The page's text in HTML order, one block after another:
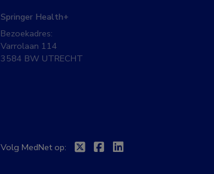
Springer Health+
Bezoekadres:
Varrolaan 114
3584 BW UTRECHT
Volg MedNet op: TwitterFacebook
Linkedin